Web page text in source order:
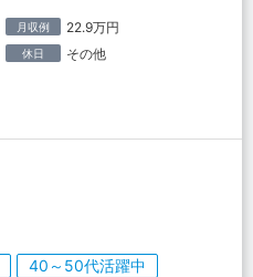
月収例 22.9万円
休日 その他
40～50代活躍中